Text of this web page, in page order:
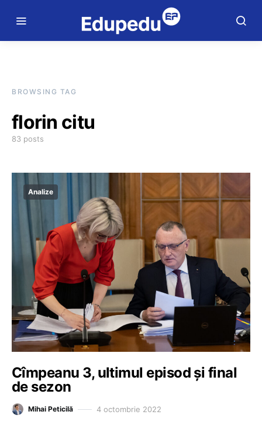
BROWSING TAG
florin citu
83 posts
Analize
Cîmpeanu 3, ultimul episod și final
de sezon
Mihai Peticilă 4 octombrie 2022